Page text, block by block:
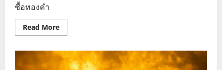
ซื้อทองคำ
Read MoreRead
more
ทอง
วัน